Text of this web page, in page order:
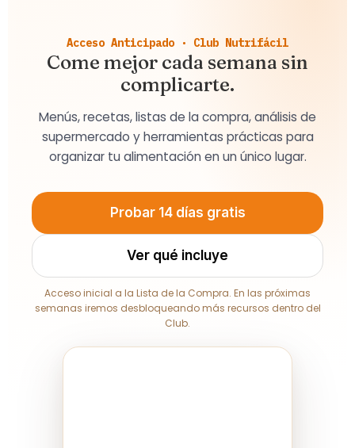
Acceso Anticipado · Club Nutrifácil
Come mejor cada semana sin
complicarte.
Menús, recetas, listas de la compra, análisis de
supermercado y herramientas prácticas para
organizar tu alimentación en un único lugar.
Probar 14 días gratis
Ver qué incluye
Acceso inicial a la Lista de la Compra. En las próximas
semanas iremos desbloqueando más recursos dentro del
Club.